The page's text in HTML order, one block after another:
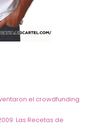
el crowdfunding
Las Recetas de